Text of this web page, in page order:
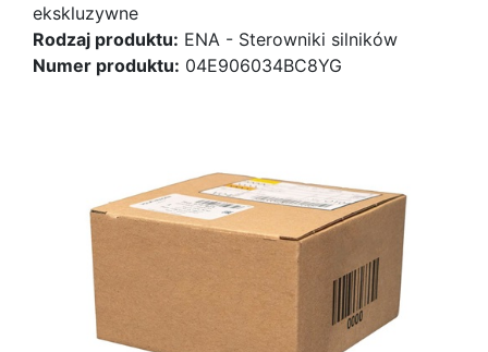
ekskluzywne
Rodzaj produktu: ENA - Sterowniki silników
Numer produktu: 04E906034BC8YG